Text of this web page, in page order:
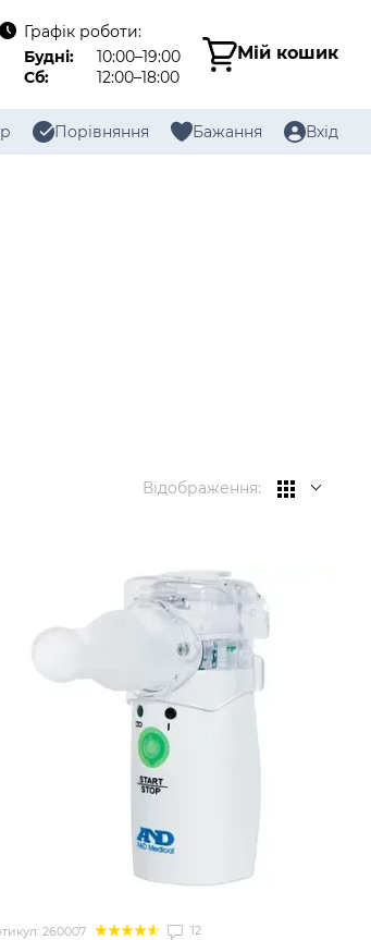
Графік роботи:
Будні:
10:00–19:00
Сб:
12:00–18:00
Мій кошик
Порівняння Бажання Вхід
Відображення:
260007 12